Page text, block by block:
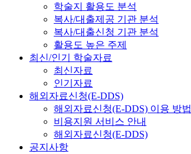
학술지 활용도 분석
복사/대출제공 기관 분석
복사/대출신청 기관 분석
활용도 높은 주제
최신/인기 학술자료
최신자료
인기자료
해외자료신청(E-DDS)
해외자료신청(E-DDS) 이용 방법
비용지원 서비스 안내
해외자료신청(E-DDS)
공지사항